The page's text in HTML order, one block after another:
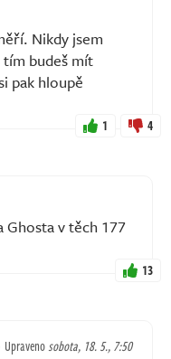
Nikdy jsem
budeš mít
pak hloupě
1 4
Ghosta v těch 177
13
Upravenosobota, 18. 5., 7:50